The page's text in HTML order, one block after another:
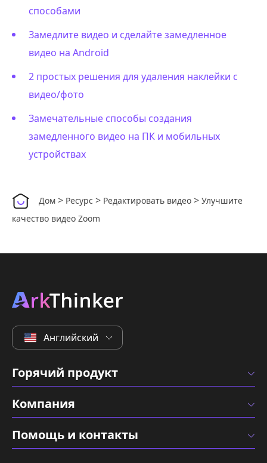
способами
Замедлите видео и сделайте замедленное
видео на Android
2 простых решения для удаления наклейки с
видео/фото
Замечательные способы создания
замедленного видео на ПК и мобильных
устройствах
Дом > Ресурс > Редактировать видео > Улучшите
качество видео Zoom
Английский
Горячий продукт
Компания
Помощь и контакты